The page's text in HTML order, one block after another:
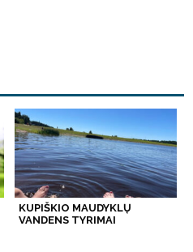
KUPIŠKIO MAUDYKLŲ
VANDENS TYRIMAI